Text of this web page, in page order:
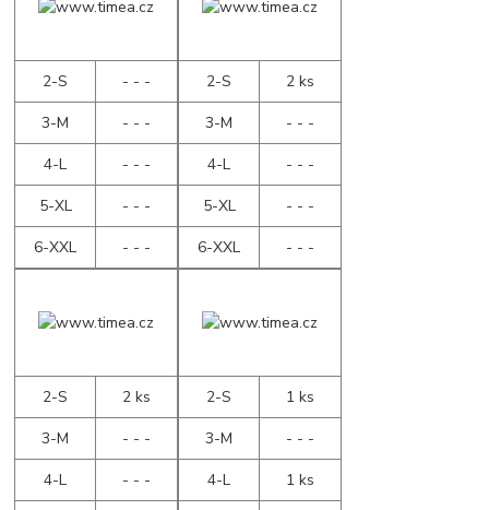
2-S
- - -
3-M
- - -
4-L
- - -
5-XL
- - -
6-XXL
- - -
2-S
2 ks
3-M
- - -
4-L
- - -
5-XL
- - -
6-XXL
- - -
2-S
2 ks
3-M
- - -
4-L
- - -
2-S
1 ks
3-M
- - -
4-L
1 ks